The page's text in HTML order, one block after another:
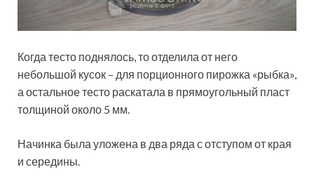
Когда тесто поднялось, то отделила от него
небольшой кусок – для порционного пирожка «рыбка»,
а остальное тесто раскатала в прямоугольный пласт
толщиной около 5 мм.
Начинка была уложена в два ряда с отступом от края
и середины.